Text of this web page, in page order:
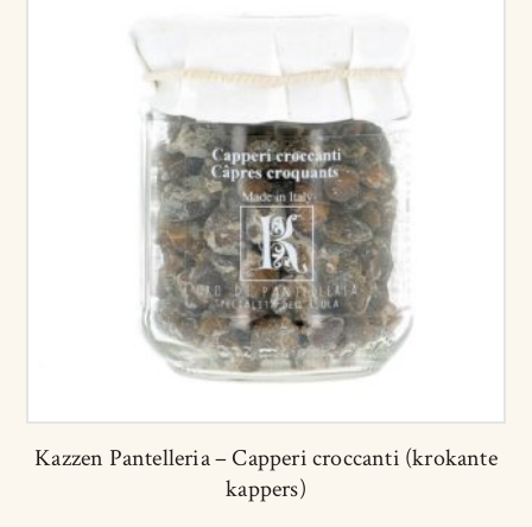
Kazzen Pantelleria – Capperi croccanti (krokante
kappers)